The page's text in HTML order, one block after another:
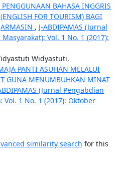
PENGGUNAAN BAHASA INGGRIS
FOR TOURISM) BAGI
, J-ABDIPAMAS (Jurnal
Vol. 1 No. 1 (2017):
Widyastuti,
PANTI ASUHAN MELALUI
GUNA MENUMBUHKAN MINAT
(Jurnal Pengabdian
Vol. 1 No. 1 (2017): Oktober
similarity search for this